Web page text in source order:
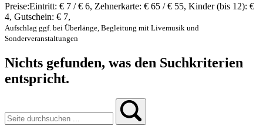
Preise:Eintritt: € 7 / € 6, Zehnerkarte: € 65 / € 55, Kinder (bis 12): €
4, Gutschein: € 7,
Aufschlag ggf. bei Überlänge, Begleitung mit Livemusik und
Sonderveranstaltungen
Nichts gefunden, was den Suchkriterien
entspricht.